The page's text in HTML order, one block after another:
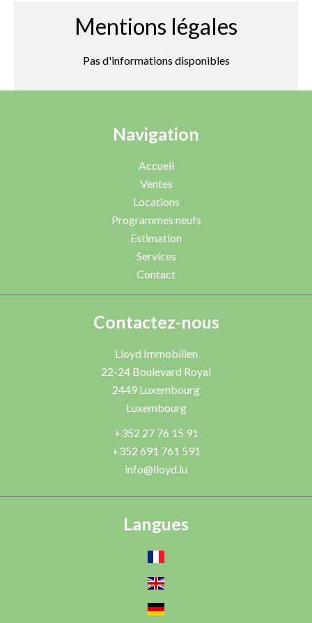
Mentions légales
Pas d'informations disponibles
Navigation
Accueil
Ventes
Locations
Programmes neufs
Estimation
Services
Contact
Contactez-nous
Lloyd Immobilien
22-24 Boulevard Royal
2449 Luxembourg
Luxembourg
+352 27 76 15 91
+352 691 761 591
info@lloyd.lu
Langues